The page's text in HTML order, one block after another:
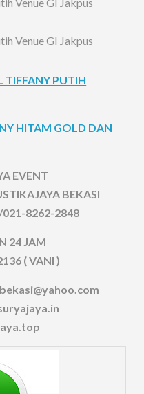
TIFFANY PUTIH
HITAM GOLD DAN
EVENT
BEKASI
8262-2848
24 JAM
( VANI )